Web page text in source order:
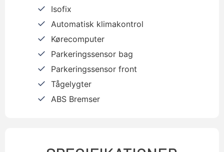
Isofix
Automatisk klimakontrol
Kørecomputer
Parkeringssensor bag
Parkeringssensor front
Tågelygter
ABS Bremser